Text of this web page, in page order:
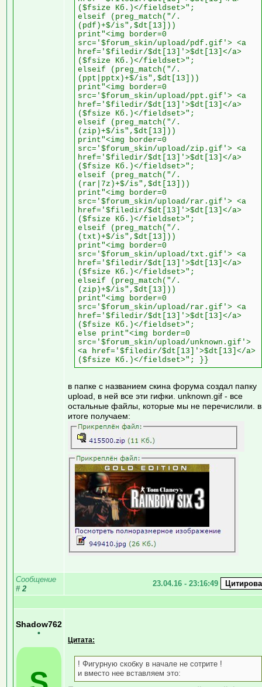
($fsize Кб.)</fieldset>";
elseif (preg_match("/.
(pdf)+$/is",$dt[13]))
print"<img border=0
src='$forum_skin/upload/pdf.gif'> <a
href='$filedir/$dt[13]'>$dt[13]</a>
($fsize Кб.)</fieldset>";
elseif (preg_match("/.
(ppt|pptx)+$/is",$dt[13]))
print"<img border=0
src='$forum_skin/upload/ppt.gif'> <a
href='$filedir/$dt[13]'>$dt[13]</a>
($fsize Кб.)</fieldset>";
elseif (preg_match("/.
(zip)+$/is",$dt[13]))
print"<img border=0
src='$forum_skin/upload/zip.gif'> <a
href='$filedir/$dt[13]'>$dt[13]</a>
($fsize Кб.)</fieldset>";
elseif (preg_match("/.
(rar|7z)+$/is",$dt[13]))
print"<img border=0
src='$forum_skin/upload/rar.gif'> <a
href='$filedir/$dt[13]'>$dt[13]</a>
($fsize Кб.)</fieldset>";
elseif (preg_match("/.
(txt)+$/is",$dt[13]))
print"<img border=0
src='$forum_skin/upload/txt.gif'> <a
href='$filedir/$dt[13]'>$dt[13]</a>
($fsize Кб.)</fieldset>";
elseif (preg_match("/.
(zip)+$/is",$dt[13]))
print"<img border=0
src='$forum_skin/upload/rar.gif'> <a
href='$filedir/$dt[13]'>$dt[13]</a>
($fsize Кб.)</fieldset>";
else print"<img border=0
src='$forum_skin/upload/unknown.gif'>
<a href='$filedir/$dt[13]'>$dt[13]</a>
($fsize Кб.)</fieldset>"; }}
в папке с названием скина форума создал папку
upload, в ней все эти гифки. unknown.gif - все
остальные файлы, которые мы не перечислили. в
итоге получаем:
Сообщение
# 2
23.04.16 - 23:16:49
Shadow762
•
Цитата:
! Фигурную скобку в начале не сотрите !
и вместо нее вставляем это: